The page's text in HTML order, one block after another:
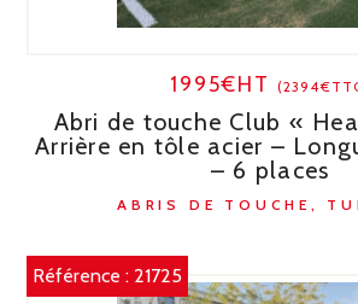
1995€HT
Abri de touche Club «
Arrière en tôle acier –
– 6 places
ABRIS DE TOUCHE,
Référence : 21725